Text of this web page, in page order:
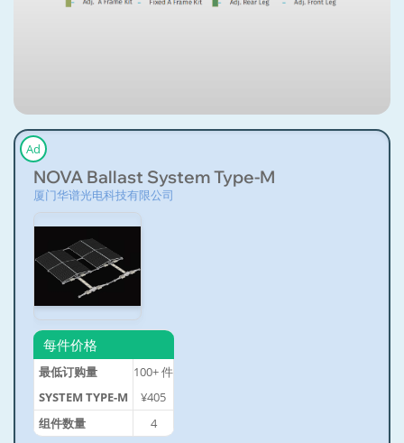
Ad
NOVA Ballast System Type-M
厦门华谱光电科技有限公司
每件价格
最低订购量 100+件
SYSTEM TYPE-M
¥405
组件数量
4